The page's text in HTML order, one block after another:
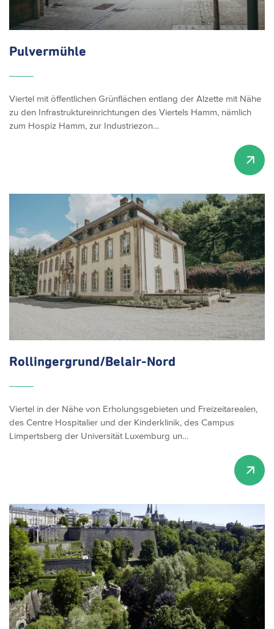
Pulvermühle
Viertel mit öffentlichen Grünflächen entlang der Alzette mit Nähe
zu den Infrastruktureinrichtungen des Viertels Hamm, nämlich
zum Hospiz Hamm, zur Industriezon…
Rollingergrund/Belair-Nord
Viertel in der Nähe von Erholungsgebieten und Freizeitarealen,
des Centre Hospitalier und der Kinderklinik, des Campus
Limpertsberg der Universität Luxemburg un…